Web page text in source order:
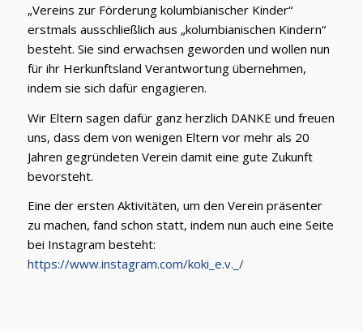
„Vereins zur Förderung kolumbianischer Kinder“
erstmals ausschließlich aus „kolumbianischen Kindern“
besteht. Sie sind erwachsen geworden und wollen nun
für ihr Herkunftsland Verantwortung übernehmen,
indem sie sich dafür engagieren.
Wir Eltern sagen dafür ganz herzlich DANKE und freuen
uns, dass dem von wenigen Eltern vor mehr als 20
Jahren gegründeten Verein damit eine gute Zukunft
bevorsteht.
Eine der ersten Aktivitäten, um den Verein präsenter
zu machen, fand schon statt, indem nun auch eine Seite
bei Instagram besteht:
https://www.instagram.com/koki_e.v. _/